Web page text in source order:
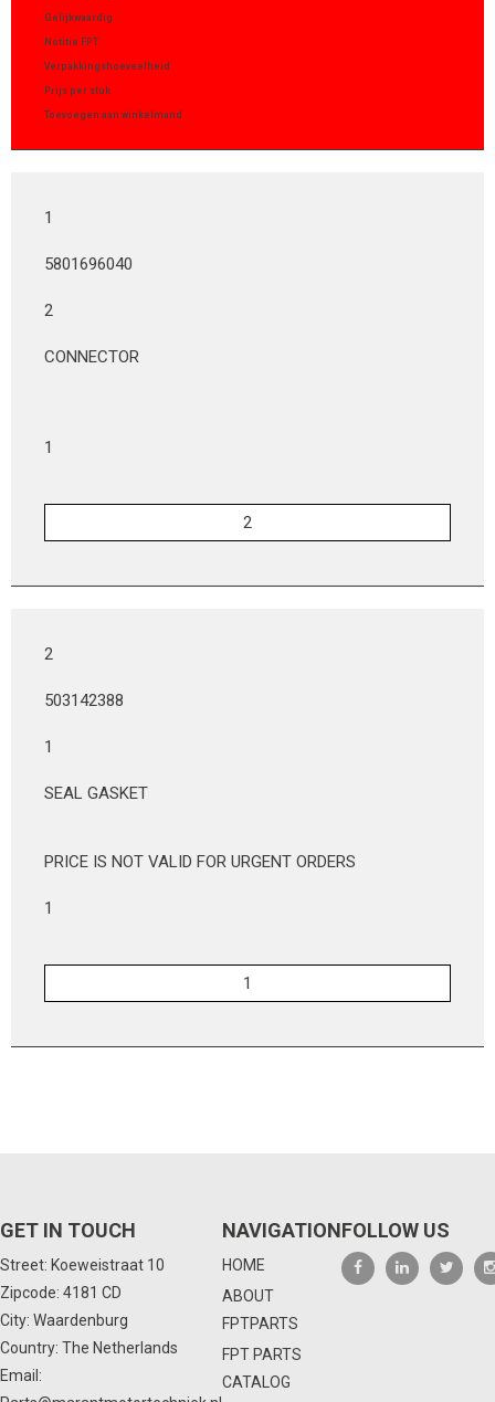
Gelijkwaardig
Notitie FPT
Verpakkingshoeveelheid
Prijs per stuk
Toevoegen aan winkelmand
1
5801696040
2
CONNECTOR
1
2
503142388
1
SEAL GASKET
PRICE IS NOT VALID FOR URGENT ORDERS
1
GET IN TOUCH
Street: Koeweistraat 10
Zipcode: 4181 CD
City: Waardenburg
Country: The Netherlands
Email:
NAVIGATION
HOME
ABOUT
FPTPARTS
FPT PARTS
CATALOG
FOLLOW US